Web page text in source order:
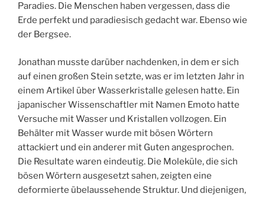
Paradies. Die Menschen haben vergessen, dass die
Erde perfekt und paradiesisch gedacht war. Ebenso wie
der Bergsee.
Jonathan musste darüber nachdenken, in dem er sich
auf einen großen Stein setzte, was er im letzten Jahr in
einem Artikel über Wasserkristalle gelesen hatte. Ein
japanischer Wissenschaftler mit Namen Emoto hatte
Versuche mit Wasser und Kristallen vollzogen. Ein
Behälter mit Wasser wurde mit bösen Wörtern
attackiert und ein anderer mit Guten angesprochen.
Die Resultate waren eindeutig. Die Moleküle, die sich
bösen Wörtern ausgesetzt sahen, zeigten eine
deformierte übelaussehende Struktur. Und diejenigen,